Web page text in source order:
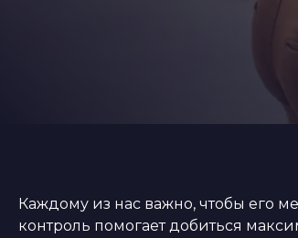
Каждому из нас важно, чтобы его
контроль помогает добиться